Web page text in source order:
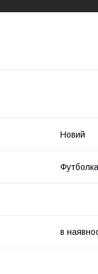
Новий
Футболка
в